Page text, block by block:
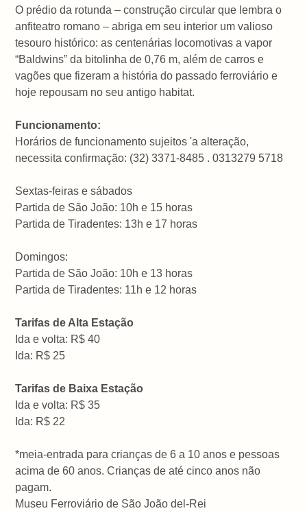
O prédio da rotunda – construção circular que lembra o
anfiteatro romano – abriga em seu interior um valioso
tesouro histórico: as centenárias locomotivas a vapor
“Baldwins” da bitolinha de 0,76 m, além de carros e
vagões que fizeram a história do passado ferroviário e
hoje repousam no seu antigo habitat.
Funcionamento:
Horários de funcionamento sujeitos 'a alteração,
necessita confirmação: (32) 3371-8485 . 0313279 5718
Sextas-feiras e sábados
Partida de São João: 10h e 15 horas
Partida de Tiradentes: 13h e 17 horas
Domingos:
Partida de São João: 10h e 13 horas
Partida de Tiradentes: 11h e 12 horas
Tarifas de Alta Estação
Ida e volta: R$ 40
Ida: R$ 25
Tarifas de Baixa Estação
Ida e volta: R$ 35
Ida: R$ 22
*meia-entrada para crianças de 6 a 10 anos e pessoas
acima de 60 anos. Crianças de até cinco anos não
pagam.
Museu Ferroviário de São João del-Rei